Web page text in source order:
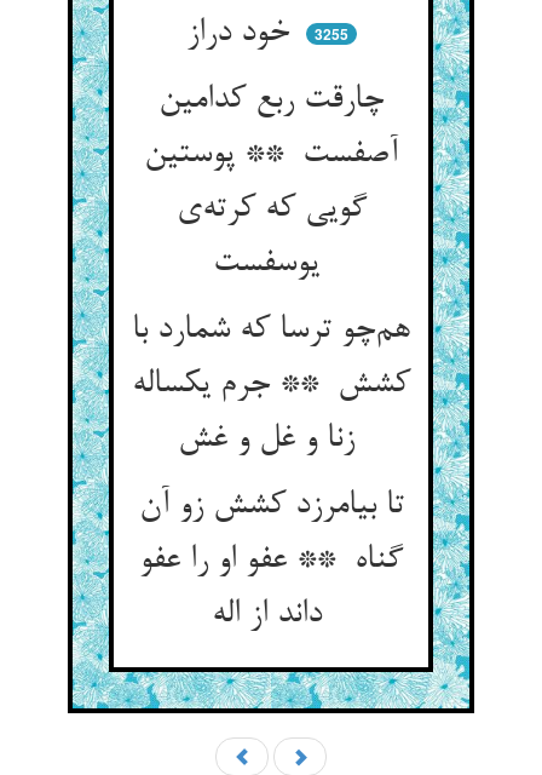
خود دراز
3255
چارقت ربع کدامین
آصفست ** پوستین
گویی که کرته‌ی
هم‌چو ترسا که شمارد با
کشش ** جرم یکساله
تا بیامرزد کشش زو آن
گناه ** عفو او را عفو
داند از اله